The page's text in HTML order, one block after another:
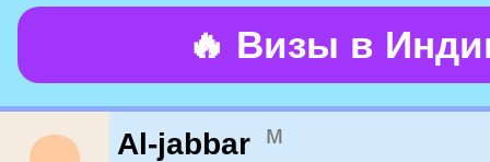
🔥 Визы в
Al-jabbar м